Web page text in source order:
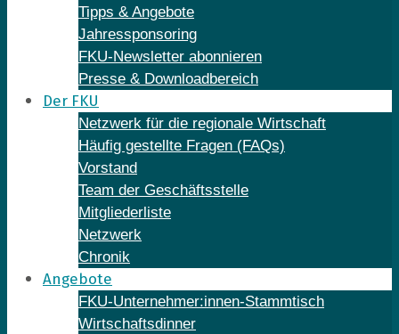
Tipps & Angebote
Jahressponsoring
FKU-Newsletter abonnieren
Presse & Downloadbereich
Der FKU
Netzwerk für die regionale Wirtschaft
Häufig gestellte Fragen (FAQs)
Vorstand
Team der Geschäftsstelle
Mitgliederliste
Netzwerk
Chronik
Angebote
FKU-Unternehmer:innen-Stammtisch
Wirtschaftsdinner